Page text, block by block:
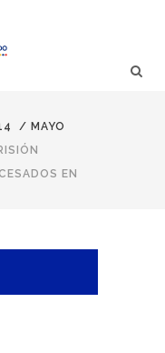
/ MAYO
EN